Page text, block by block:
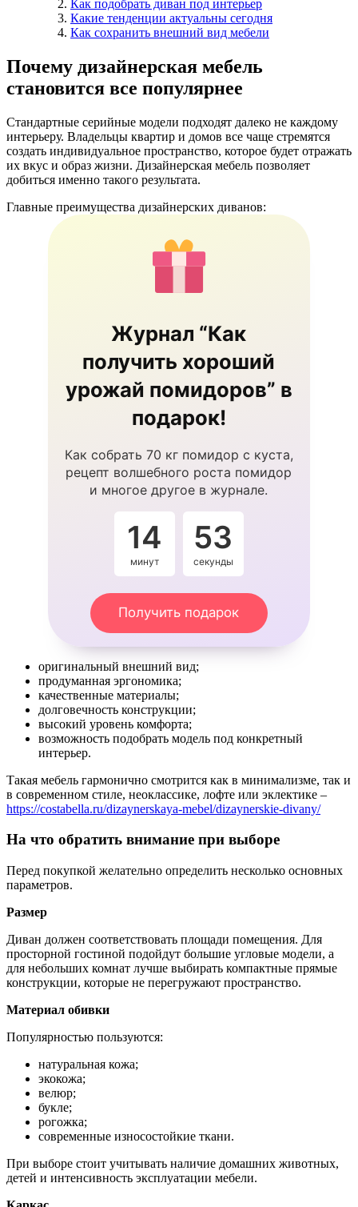
Как подобрать диван под интерьер
Какие тенденции актуальны сегодня
Как сохранить внешний вид мебели
Почему дизайнерская мебель
становится все популярнее
Стандартные серийные модели подходят далеко не каждому
интерьеру. Владельцы квартир и домов все чаще стремятся
создать индивидуальное пространство, которое будет отражать
их вкус и образ жизни. Дизайнерская мебель позволяет
добиться именно такого результата.
Главные преимущества дизайнерских диванов:
Журнал “Как
получить хороший
урожай помидоров” в
подарок!
Как собрать 70 кг помидор с куста,
рецепт волшебного роста помидор
и многое другое в журнале.
14
минут
53
секунды
Получить подарок
оригинальный внешний вид;
продуманная эргономика;
качественные материалы;
долговечность конструкции;
высокий уровень комфорта;
возможность подобрать модель под конкретный
интерьер.
Такая мебель гармонично смотрится как в минимализме, так и
в современном стиле, неоклассике, лофте или эклектике –
https://costabella.ru/dizaynerskaya-mebel/dizaynerskie-divany/
На что обратить внимание при выборе
Перед покупкой желательно определить несколько основных
параметров.
Размер
Диван должен соответствовать площади помещения. Для
просторной гостиной подойдут большие угловые модели, а
для небольших комнат лучше выбирать компактные прямые
конструкции, которые не перегружают пространство.
Материал обивки
Популярностью пользуются:
натуральная кожа;
экокожа;
велюр;
букле;
рогожка;
современные износостойкие ткани.
При выборе стоит учитывать наличие домашних животных,
детей и интенсивность эксплуатации мебели.